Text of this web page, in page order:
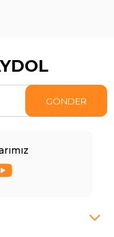
GÖNDER